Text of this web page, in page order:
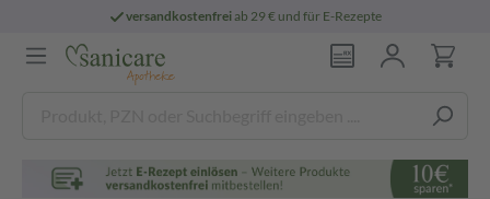
versandkostenfreiab 29 € und für E-Rezepte